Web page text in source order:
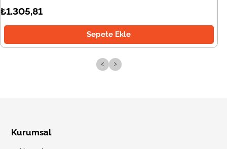
₺1.305,81
Sepete Ekle
‹ ›
Kurumsal